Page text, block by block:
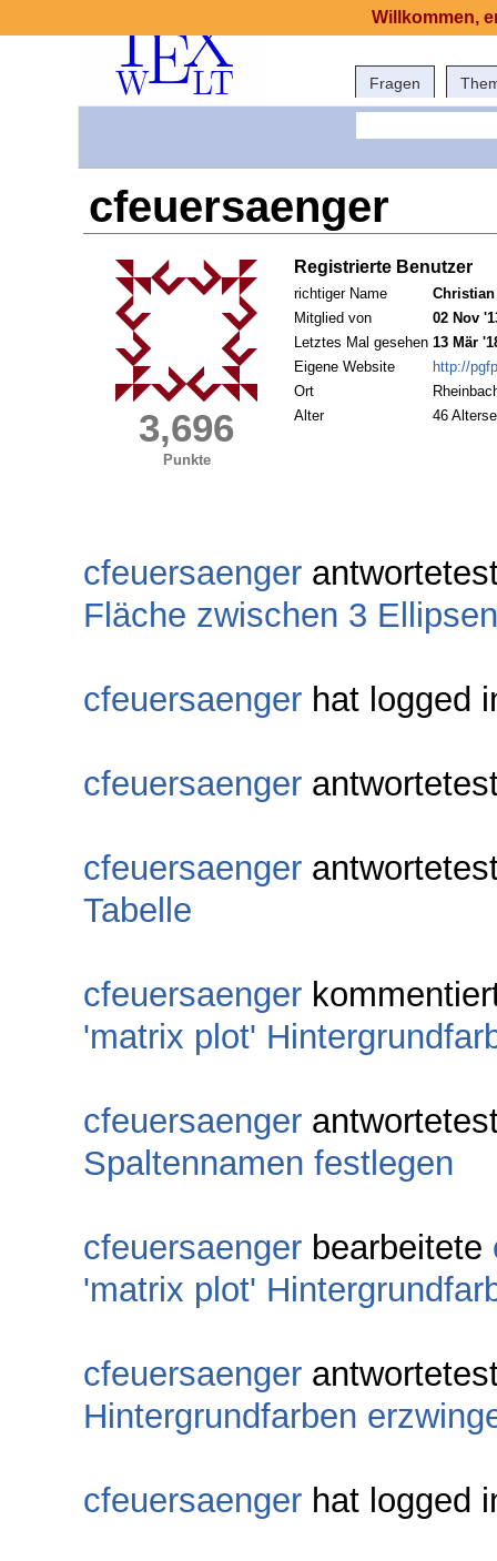
Fragen
cfeuersaenger
3,696
Punkte
Registrierte Benutzer
richtiger Name
Mitglied von
02 Nov
Letztes Mal gesehen 13 Mär
Eigene Website
http://
Ort
Alter
46
cfeuersaenger
Fläche zwischen 3 Ellipsen
cfeuersaenger hat logged
cfeuersaenger
cfeuersaenger
Tabelle
cfeuersaenger
'matrix plot'
cfeuersaenger
Spaltennamen festlegen
cfeuersaenger bearbeitete
'matrix plot'
cfeuersaenger
Hintergrundfarben
cfeuersaenger hat logged
Willkommen,